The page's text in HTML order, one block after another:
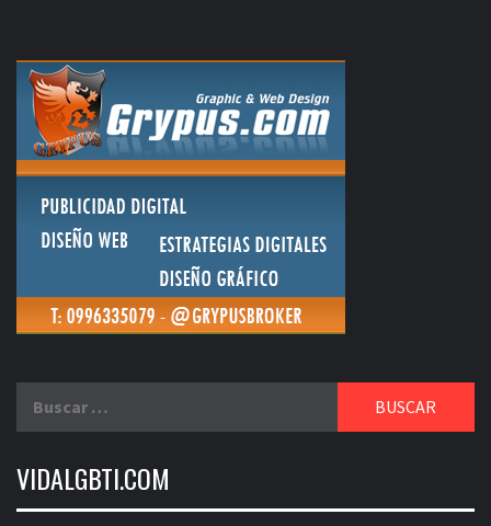
VIDALGBTI.COM